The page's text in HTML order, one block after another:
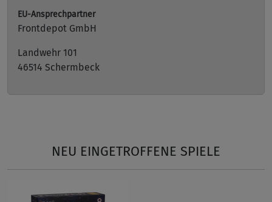
EU-Ansprechpartner
Frontdepot GmbH
Landwehr 101
46514 Schermbeck
NEU EINGETROFFENE SPIELE